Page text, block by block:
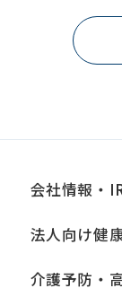
会社情報・
法人向け健
介護予防・